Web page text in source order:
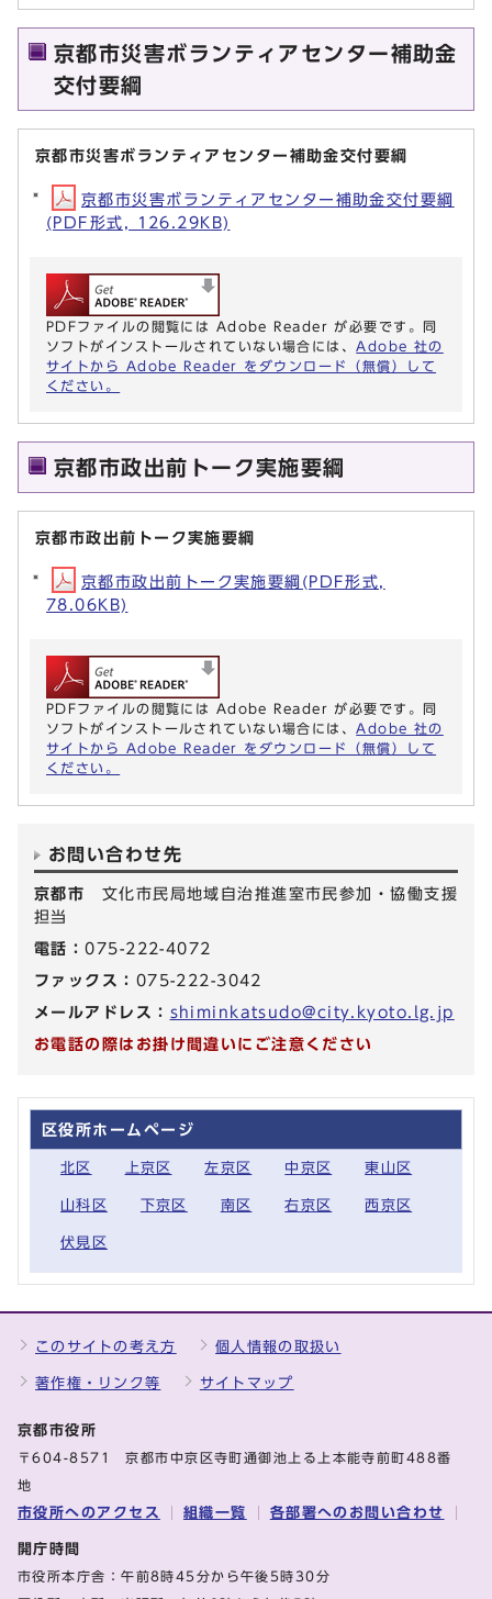
京都市災害ボランティアセンター補助金
交付要綱
京都市災害ボランティアセンター補助金交付要綱
京都市災害ボランティアセンター補助金交付要綱
(PDF形式, 126.29KB)
PDFファイルの閲覧には Adobe Reader が必要です。同
ソフトがインストールされていない場合には、 Adobe 社の
サイトから Adobe Reader をダウンロード（無償）して
ください。
京都市政出前トーク実施要綱
京都市政出前トーク実施要綱
京都市政出前トーク実施要綱(PDF形式,
78.06KB)
PDFファイルの閲覧には Adobe Reader が必要です。同
ソフトがインストールされていない場合には、 Adobe 社の
サイトから Adobe Reader をダウンロード（無償）して
ください。
お問い合わせ先
京都市 文化市民局地域自治推進室市民参加・協働支援
担当
電話：075-222-4072
ファックス： 075-222-3042
メールアドレス： shiminkatsudo@city.kyoto.lg.jp
お電話の際はお掛け間違いにご注意ください
区役所ホームページ
北区 上京区 左京区 中京区 東山区
山科区 下京区 南区 右京区 西京区
伏見区
このサイトの考え方 個人情報の取扱い
著作権・リンク等 サイトマップ
京都市役所
〒604-8571 京都市中京区寺町通御池上る上本能寺前町488番
地
市役所へのアクセス 組織一覧 各部署へのお問い合わせ
開庁時間
市役所本庁舎：午前8時45分から午後5時30分